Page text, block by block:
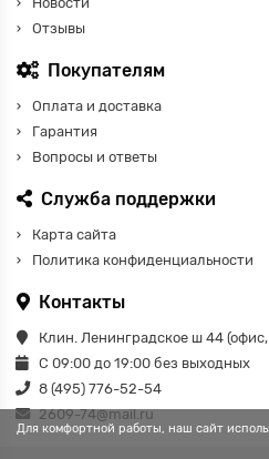
Для комфортной работы, наш сайт
Отзывы
Покупателям
Оплата и доставка
Гарантия
Вопросы и ответы
Служба поддержки
Карта сайта
Политика конфиденциальности
Контакты
Клин. Ленинградское ш 44 (офис,
С 09:00 до 19:00 без выходных
8 (495) 776-52-54
2609-74@mail.ru